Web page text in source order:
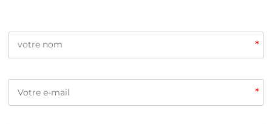
*
*